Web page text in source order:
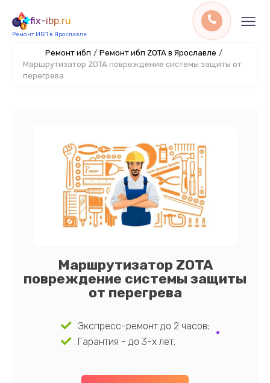
fix-ibp.ru
Ремонт ИБП в Ярославле
Ремонт ибп / Ремонт ибп ZOTA в Ярославле /
Маршрутизатор ZOTA повреждение системы защиты от
перегрева
Маршрутизатор ZOTA
повреждение системы защиты
от перегрева
Экспресс-ремонт до 2 часов;
Гарантия - до 3-х лет;